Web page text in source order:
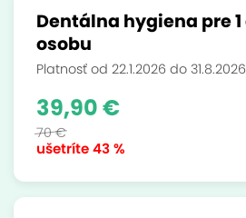
Dentálna hygiena pre
osobu
Platnosť od 22.1.2026 do 31.8.2026
ušetríte43 %
39,90 €
70 €